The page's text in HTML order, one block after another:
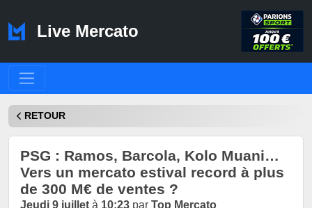
Live Mercato
RETOUR
PSG : Ramos, Barcola, Kolo Muani…
Vers un mercato estival record à plus
de 300 M€ de ventes ?
Jeudi 9 juillet à 10:23 par Top Mercato